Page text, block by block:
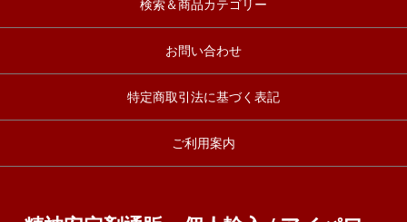
検索＆商品カテゴリー
お問い合わせ
特定商取引法に基づく表記
ご利用案内